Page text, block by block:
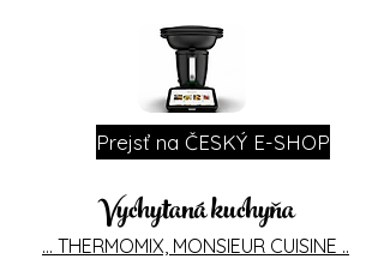
Vychytaná kuchyňa
... THERMOMIX, MONSIEUR CUISINE ..
Prejsť na ČESKÝ E-SHOP